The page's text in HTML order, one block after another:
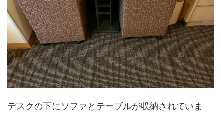
デスクの下にソファとテーブルが収納されていま